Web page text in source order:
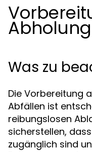
Was zu
Die Vorbereitung
Abfällen ist
reibungslosen
sicherstellen,
zugänglich sind